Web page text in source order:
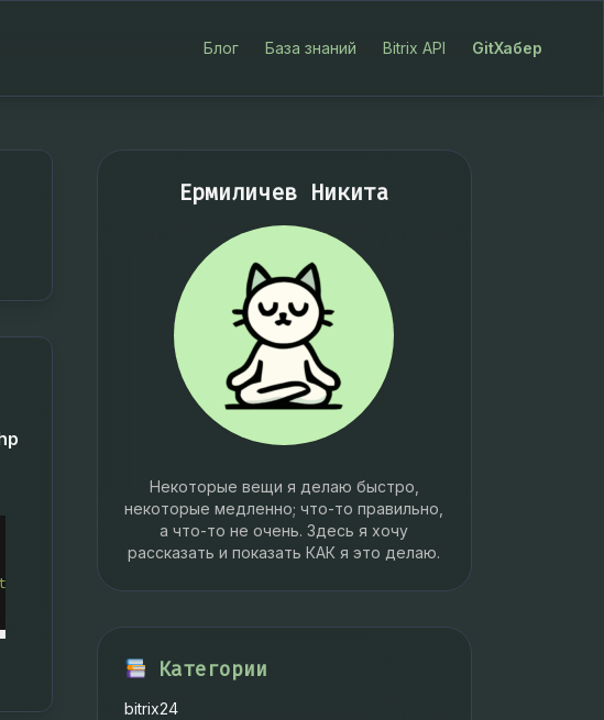
Блог База знаний Bitrix API GitХабер
$this
Ермиличев Никита
Некоторые вещи я делаю быстро,
некоторые медленно; что-то правильно,
а что-то не очень. Здесь я хочу
рассказать и показать КАК я это делаю.
Категории
bitrix24